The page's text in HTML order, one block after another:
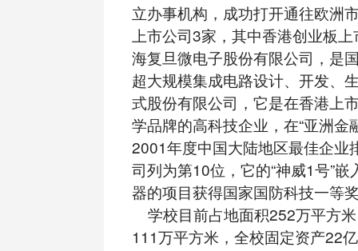
立办事机构，成功打开通往欧洲
上市公司3家，其中香港创业板
海复旦微电子股份有限公司，是
超大规模集成电路设计、开发、
式股份有限公司，它是在香港上
学品牌的高科技企业，在“亚洲金
2001年度中国大陆地区最佳企业
司列为第10位，它的“神威1号”
器的项目获得国家国防科技一等
学校目前占地面积252万平方
111万平方米，全校固定资产22